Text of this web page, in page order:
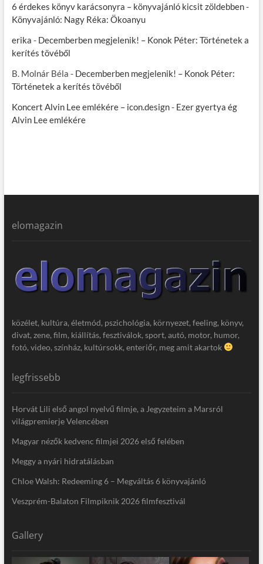
6 érdekes könyv karácsonyra – könyvajánló kicsit zöldebben-
Könyvajánló: Nagy Réka: Ökoanyu
erika - Decemberben megjelenik! – Konok Péter: Történetek a
kerítés tövéből
B. Molnár Béla - Decemberben megjelenik! – Konok Péter:
Történetek a kerítés tövéből
Koncert Alvin Lee emlékére – icon.design- Ezer gyertya ég
Alvin Lee emlékére
elomagazin
közélet, kultúra, életmód, pszichológia, környezet, feeling, könyv,
divat, zene, film, kiállítás, fesztiválok, sport, autó, motor, humor,
fotó, video, színház, kultúrsokk, enteriőr, meg amit akartok
legfrissebb
Horvát Lili első angol nyelvű filmje, a Jegyzeteim a Marsról
világpremierje Velencében
Magyar nézők kedvenc filmjei 2026 első felében
Meggy a nyári hidratálásban
Chloe Walsh: Redeeming 6 – Megváltás 6 könyvajánló
Veszprém-Balaton Filmpiknik 2026 filmfesztivál
Gallery